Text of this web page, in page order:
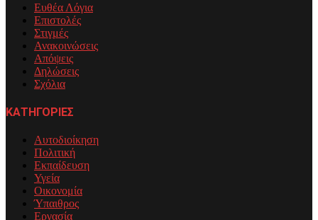
Ευθέα Λόγια
Επιστολές
Στιγμές
Ανακοινώσεις
Απόψεις
Δηλώσεις
Σχόλια
ΚΑΤΗΓΟΡΙΕΣ
Αυτοδιοίκηση
Πολιτική
Εκπαίδευση
Υγεία
Οικονομία
Ύπαιθρος
Εργασία